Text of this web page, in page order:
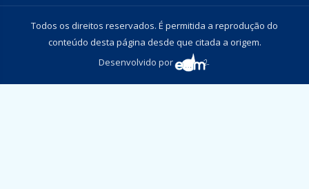
Todos os direitos reservados. É permitida a reprodução do
conteúdo desta página desde que citada a origem.
Desenvolvido por